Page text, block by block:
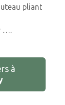
pliant
….
à